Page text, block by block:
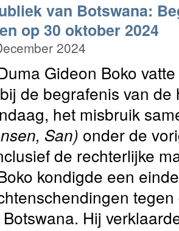
van Botswana:
op 30 oktober 2024
2024
Gideon Boko
de begrafenis van
het misbruik
San) onder de
de rechterlijke
kondigde een
Hij